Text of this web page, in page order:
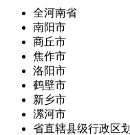
全河南省
南阳市
商丘市
焦作市
洛阳市
鹤壁市
新乡市
漯河市
省直辖县级行政区划